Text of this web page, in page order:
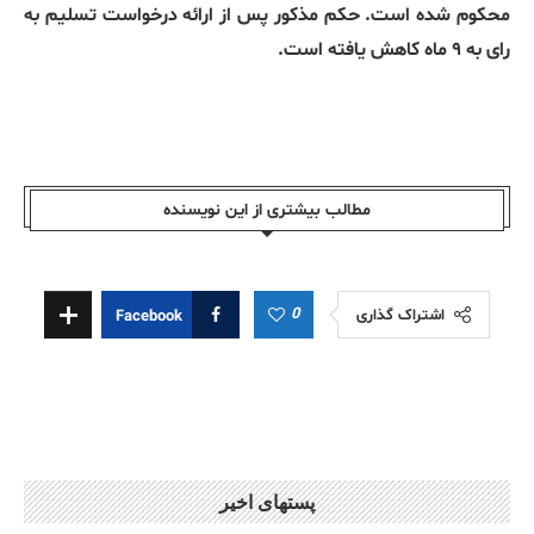
محکوم شده است. حکم مذکور پس از ارائه درخواست تسلیم به
رای به ۹ ماه کاهش یافته است.
مطالب بیشتری از این نویسندە
اشتراک گذاری 0
Facebook
پستهای اخیر